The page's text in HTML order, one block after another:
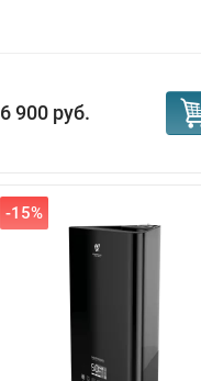
6 900 руб.
-15%